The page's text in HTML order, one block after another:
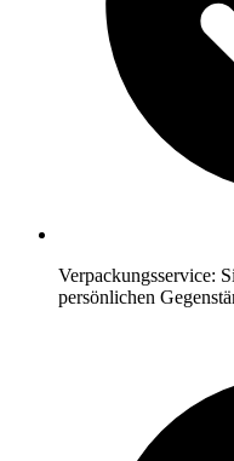
Verpackungsservice:
persönlichen